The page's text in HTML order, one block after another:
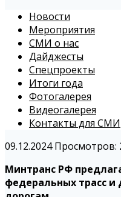
Новости
Мероприятия
СМИ о нас
Дайджесты
Спецпроекты
Итоги года
Фотогалерея
Видеогалерея
Контакты для СМИ
09.12.2024 Просмотров:
Минтранс РФ
федеральных трасс и